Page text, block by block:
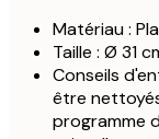
Matériau :
Taille : Ø 31
Conseils
être
programme